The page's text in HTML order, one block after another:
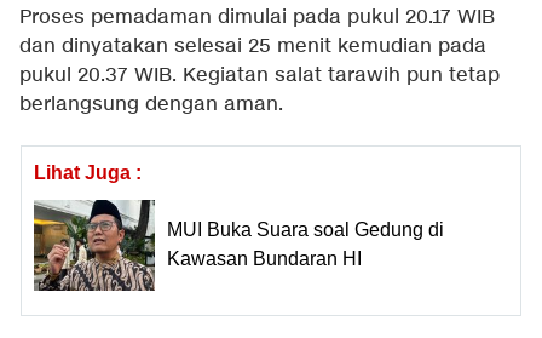
Proses pemadaman dimulai pada pukul 20.17 WIB
dan dinyatakan selesai 25 menit kemudian pada
pukul 20.37 WIB. Kegiatan salat tarawih pun tetap
berlangsung dengan aman.
Lihat Juga :
MUI Buka Suara soal Gedung di
Kawasan Bundaran HI